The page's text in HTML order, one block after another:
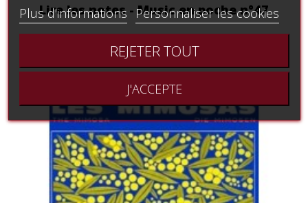
Lire les notes - Music en poche n°47
13,18 €
Plus d'informations
Personnaliser les cookies
REJETER TOUT
J'ACCEPTE